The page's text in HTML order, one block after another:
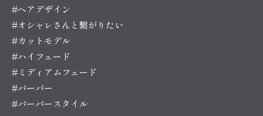
#ヘアデザイン
#オシャレさんと繋がりたい
#カットモデル
#ハイフェード
#ミディアムフェード
#バーバー
#バーバースタイル